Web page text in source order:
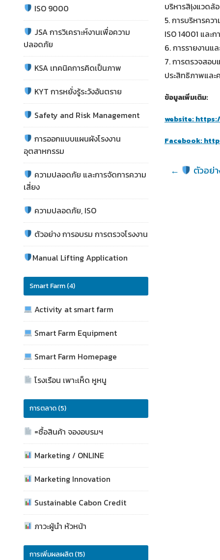
ISO 9000
JSA การวิเคราะห์งานเพื่อความ
ปลอดภัย
KSA เทคนิคการคิดเป็นภาพ
KYT การหยั่งรู้ระวังอันตราย
Safety and Risk Management
การออกแบบแผนผังโรงงาน
อุตสาหกรรม
ความปลอดภัย และการจัดการความ
เสี่ยง
ความปลอดภัย, ISO
ตัวอย่าง การอบรม การตรวจโรงงาน
Manual Lifting Application
Smart Farm (4)
Activity at smart farm
Smart Farm Equipment
Smart Farm Homepage
โรงเรือน เพาะเห็ด หูหนู
การตลาด (5)
=ซื้อสินค้า จองอบรมฯ
Marketing / ONLINE
Marketing Innovation
Sustainable Cabon Credit
ภาวะผู้นำ หัวหน้า
การเพิ่มผลผลิต (15)
บริหารสิļงแวดล้
5.การบริหารคว
ISO 14001 และ
6.การรายงานแ
7.การตรวจสอบ
ประสิทธิภาพและ
ข้อมูลเพิ่มเติม:
website:
Facebook:
← ตัวอย่